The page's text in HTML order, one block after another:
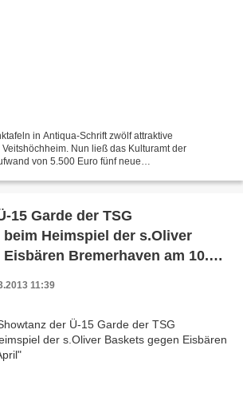
in Antiqua-Schrift zwölf attraktive
Nun ließ das Kulturamt der
von 5.500 Euro fünf neue
15 Garde der TSG
Heimspiel der s.Oliver
Bremerhaven am 10.
11:39